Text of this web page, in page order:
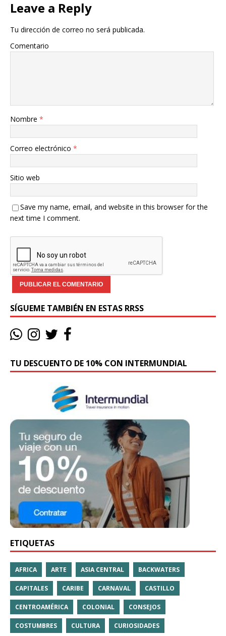
Leave a Reply
Tu dirección de correo no será publicada.
Comentario
Nombre *
Correo electrónico *
Sitio web
Save my name, email, and website in this browser for the
next time I comment.
SÍGUEME TAMBIÉN EN ESTAS RRSS
TU DESCUENTO DE 10% CON INTERMUNDIAL
ETIQUETAS
AFRICA ARTE ASIA CENTRAL BACKWATERS
CAPITALES CARIBE CARNAVAL CASTILLO
CENTROAMÉRICA COLONIAL CONSEJOS
COSTUMBRES CULTURA CURIOSIDADES